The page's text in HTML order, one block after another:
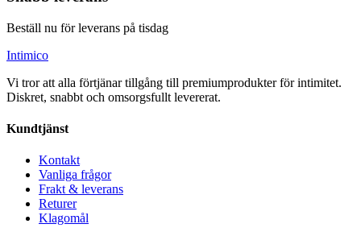
Beställ nu för leverans på tisdag
Intimico
Vi tror att alla förtjänar tillgång till premiumprodukter för intimitet.
Diskret, snabbt och omsorgsfullt levererat.
Kundtjänst
Kontakt
Vanliga frågor
Frakt & leverans
Returer
Klagomål